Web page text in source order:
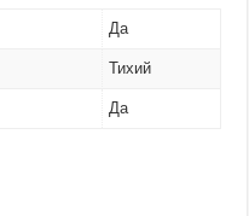
Да
Тихий
Да